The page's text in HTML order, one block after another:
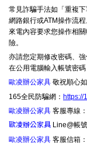
常見詐騙手法如「重複
網路銀行或ATM操作流
來電內容要求您操作相
險。
亦請您定期修改密碼、
在公用電腦輸入帳號密碼
歐凌辦公家具 敬祝順心
165全民防騙網： https://
歐凌辦公家具 客服專線
歐凌辦公家具 Line@帳
歐凌辦公家具 客服信箱